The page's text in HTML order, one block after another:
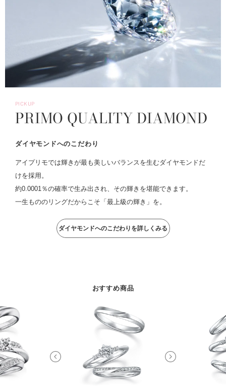
PICKUP
PRIMO QUALITY DIAMOND
ダイヤモンドへのこだわり
アイプリモでは輝きが最も美しいバランスを生むダイヤモンドだ
けを採用。
約0.0001％の確率で生み出され、その輝きを堪能できます。
一生もののリングだからこそ「最上級の輝き」を。
ダイヤモンドへのこだわりを詳しくみる
おすすめ商品